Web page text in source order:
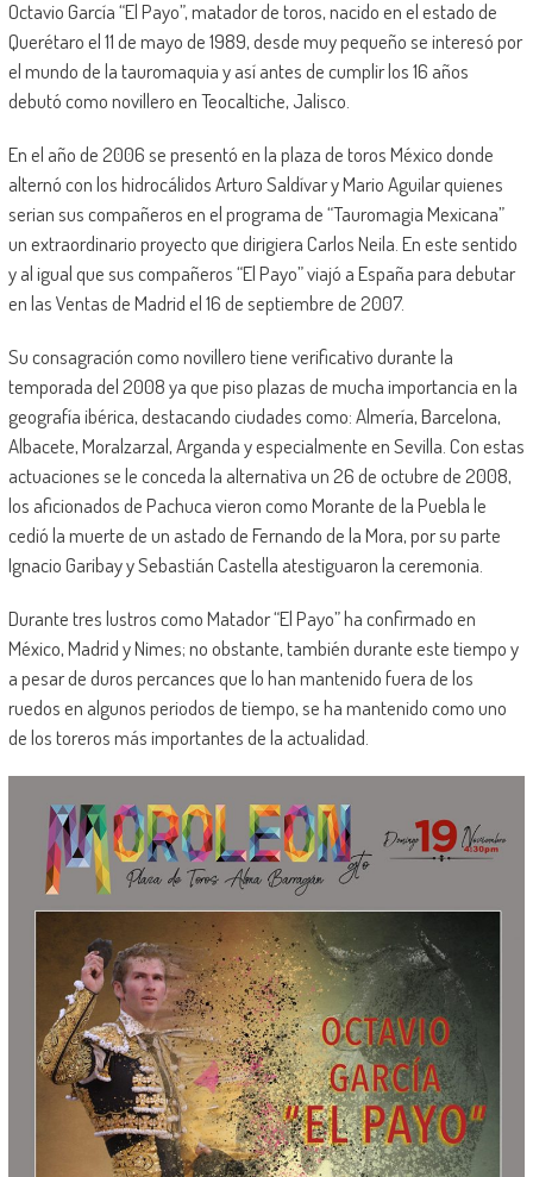
Octavio García “El Payo”, matador de toros, nacido en el estado de
Querétaro el 11 de mayo de 1989, desde muy pequeño se interesó por
el mundo de la tauromaquia y así antes de cumplir los 16 años
debutó como novillero en Teocaltiche, Jalisco.
En el año de 2006 se presentó en la plaza de toros México donde
alternó con los hidrocálidos Arturo Saldívar y Mario Aguilar quienes
serian sus compañeros en el programa de “Tauromagia Mexicana”
un extraordinario proyecto que dirigiera Carlos Neila. En este sentido
y al igual que sus compañeros “El Payo” viajó a España para debutar
en las Ventas de Madrid el 16 de septiembre de 2007.
Su consagración como novillero tiene verificativo durante la
temporada del 2008 ya que piso plazas de mucha importancia en la
geografía ibérica, destacando ciudades como: Almería, Barcelona,
Albacete, Moralzarzal, Arganda y especialmente en Sevilla. Con estas
actuaciones se le conceda la alternativa un 26 de octubre de 2008,
los aficionados de Pachuca vieron como Morante de la Puebla le
cedió la muerte de un astado de Fernando de la Mora, por su parte
Ignacio Garibay y Sebastián Castella atestiguaron la ceremonia.
Durante tres lustros como Matador “El Payo” ha confirmado en
México, Madrid y Nimes; no obstante, también durante este tiempo y
a pesar de duros percances que lo han mantenido fuera de los
ruedos en algunos periodos de tiempo, se ha mantenido como uno
de los toreros más importantes de la actualidad.